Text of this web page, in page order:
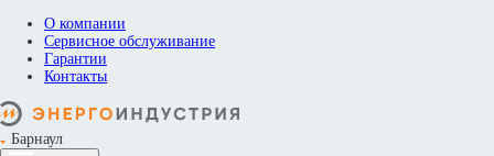
О компании
Сервисное обслуживание
Гарантии
Контакты
Барнаул